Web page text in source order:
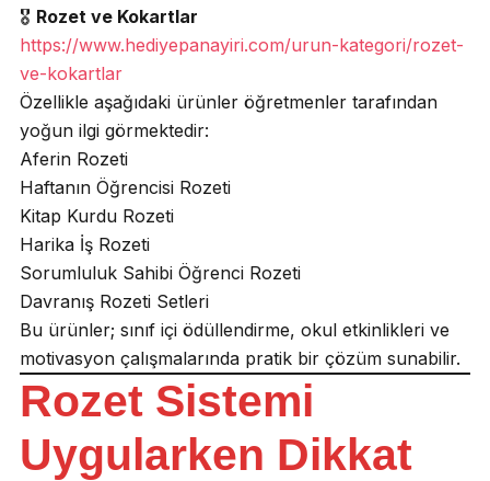
🎖️ Rozet ve Kokartlar
https://www.hediyepanayiri.com/urun-kategori/rozet-
ve-kokartlar
Özellikle aşağıdaki ürünler öğretmenler tarafından
yoğun ilgi görmektedir:
Aferin Rozeti
Haftanın Öğrencisi Rozeti
Kitap Kurdu Rozeti
Harika İş Rozeti
Sorumluluk Sahibi Öğrenci Rozeti
Davranış Rozeti Setleri
Bu ürünler; sınıf içi ödüllendirme, okul etkinlikleri ve
motivasyon çalışmalarında pratik bir çözüm sunabilir.
Rozet Sistemi
Uygularken Dikkat